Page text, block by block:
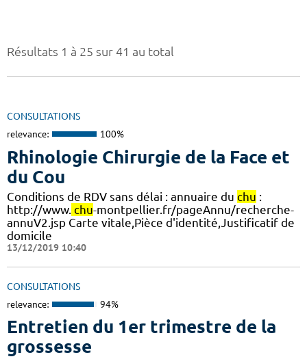
Résultats 1 à 25 sur 41 au total
CONSULTATIONS
relevance: 100%
Rhinologie Chirurgie de la Face et
du Cou
Conditions de RDV sans délai : annuaire du chu :
http://www. chu-montpellier.fr/pageAnnu/recherche-
annuV2.jsp Carte vitale,Pièce d'identité,Justificatif de
domicile
13/12/2019 10:40
CONSULTATIONS
relevance: 94%
Entretien du 1er trimestre de la
grossesse